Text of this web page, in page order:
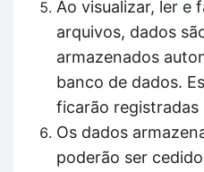
Ao visualizar, ler e
arquivos, dados
armazenados
banco de dados.
ficarão registradas
Os dados
poderão ser